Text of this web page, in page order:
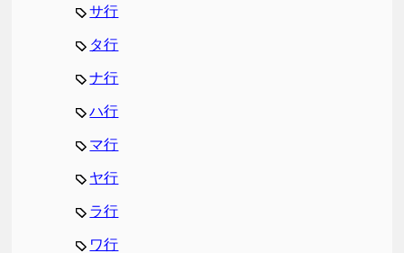
サ行
タ行
ナ行
ハ行
マ行
ヤ行
ラ行
ワ行